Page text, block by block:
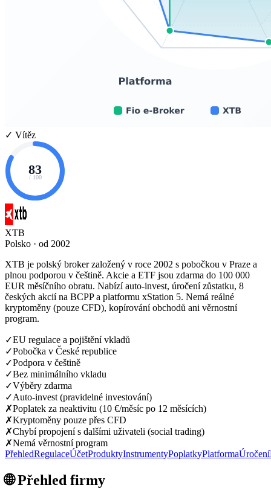
✓ Vítěz
83
/ 100
XTB
Polsko · od 2002
XTB je polský broker založený v roce 2002 s pobočkou v Praze a
plnou podporou v češtině. Akcie a ETF jsou zdarma do 100 000
EUR měsíčního obratu. Nabízí auto-invest, úročení zůstatku, 8
českých akcií na BCPP a platformu xStation 5. Nemá reálné
kryptoměny (pouze CFD), kopírování obchodů ani věrnostní
program.
✓EU regulace a pojištění vkladů
✓Pobočka v České republice
✓Podpora v češtině
✓Bez minimálního vkladu
✓Výběry zdarma
✓Auto-invest (pravidelné investování)
✗Poplatek za neaktivitu (10 €/měsíc po 12 měsících)
✗Kryptoměny pouze přes CFD
✗Chybí propojení s dalšími uživateli (social trading)
✗Nemá věrnostní program
PřehledRegulaceÚčetProduktyInstrumentyPoplatkyPlatformaÚročení
🌐 Přehled firmy